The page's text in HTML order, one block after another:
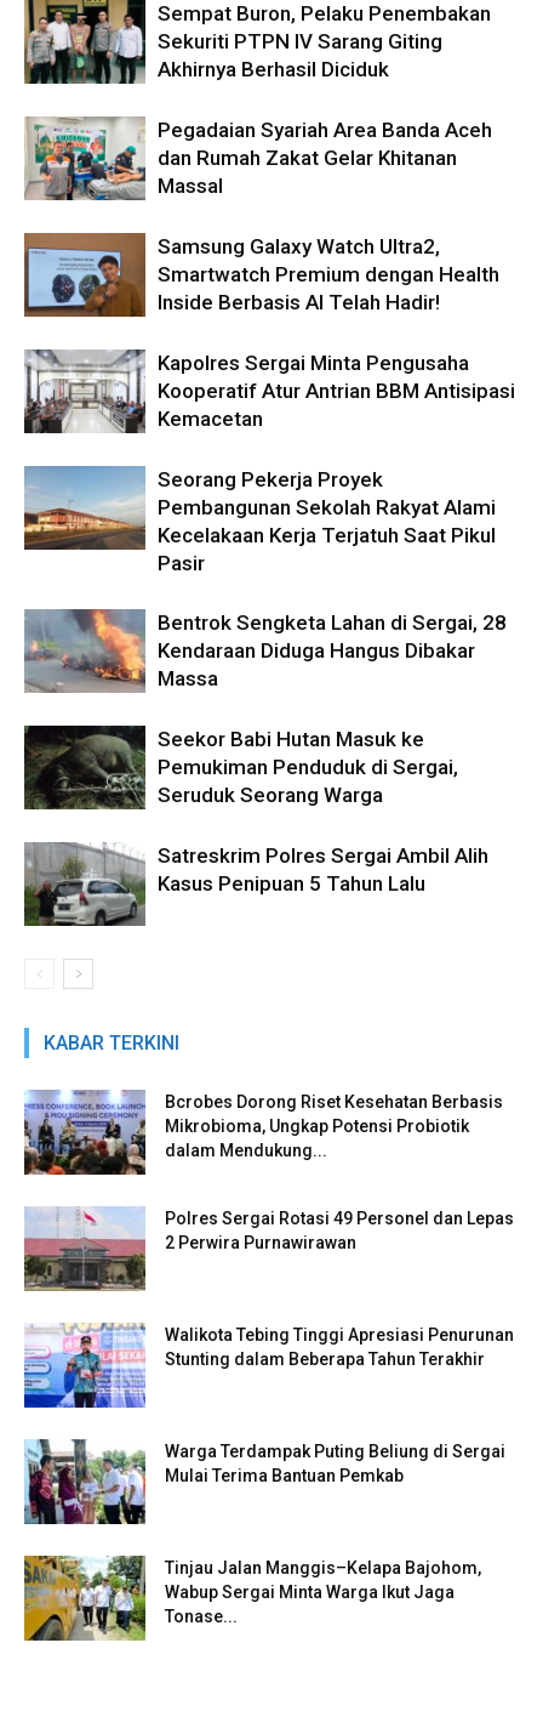
Sempat Buron, Pelaku Penembakan
Sekuriti PTPN IV Sarang Giting
Akhirnya Berhasil Diciduk
Pegadaian Syariah Area Banda Aceh
dan Rumah Zakat Gelar Khitanan
Massal
Samsung Galaxy Watch Ultra2,
Smartwatch Premium dengan Health
Inside Berbasis AI Telah Hadir!
Kapolres Sergai Minta Pengusaha
Kooperatif Atur Antrian BBM Antisipasi
Kemacetan
Seorang Pekerja Proyek
Pembangunan Sekolah Rakyat Alami
Kecelakaan Kerja Terjatuh Saat Pikul
Pasir
Bentrok Sengketa Lahan di Sergai, 28
Kendaraan Diduga Hangus Dibakar
Massa
Seekor Babi Hutan Masuk ke
Pemukiman Penduduk di Sergai,
Seruduk Seorang Warga
Satreskrim Polres Sergai Ambil Alih
Kasus Penipuan 5 Tahun Lalu
KABAR TERKINI
Bcrobes Dorong Riset Kesehatan Berbasis
Mikrobioma, Ungkap Potensi Probiotik
dalam Mendukung...
Polres Sergai Rotasi 49 Personel dan Lepas
2 Perwira Purnawirawan
Walikota Tebing Tinggi Apresiasi Penurunan
Stunting dalam Beberapa Tahun Terakhir
Warga Terdampak Puting Beliung di Sergai
Mulai Terima Bantuan Pemkab
Tinjau Jalan Manggis–Kelapa Bajohom,
Wabup Sergai Minta Warga Ikut Jaga
Tonase...